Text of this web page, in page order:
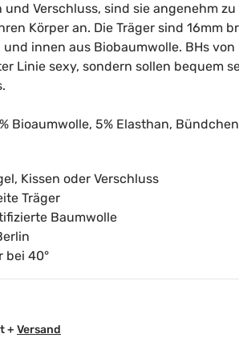
und Verschluss, sind sie angenehm
Körper an. Die Träger sind 16mm
innen aus Biobaumwolle. BHs
Linie sexy, sondern sollen bequem
Bioaumwolle, 5% Elasthan,
Kissen oder Verschluss
Träger
Baumwolle
bei 40°
+ Versand